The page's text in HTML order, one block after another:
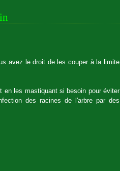
avez le droit de les couper à la limite
en les mastiquant si besoin pour éviter
des racines de l'arbre par des